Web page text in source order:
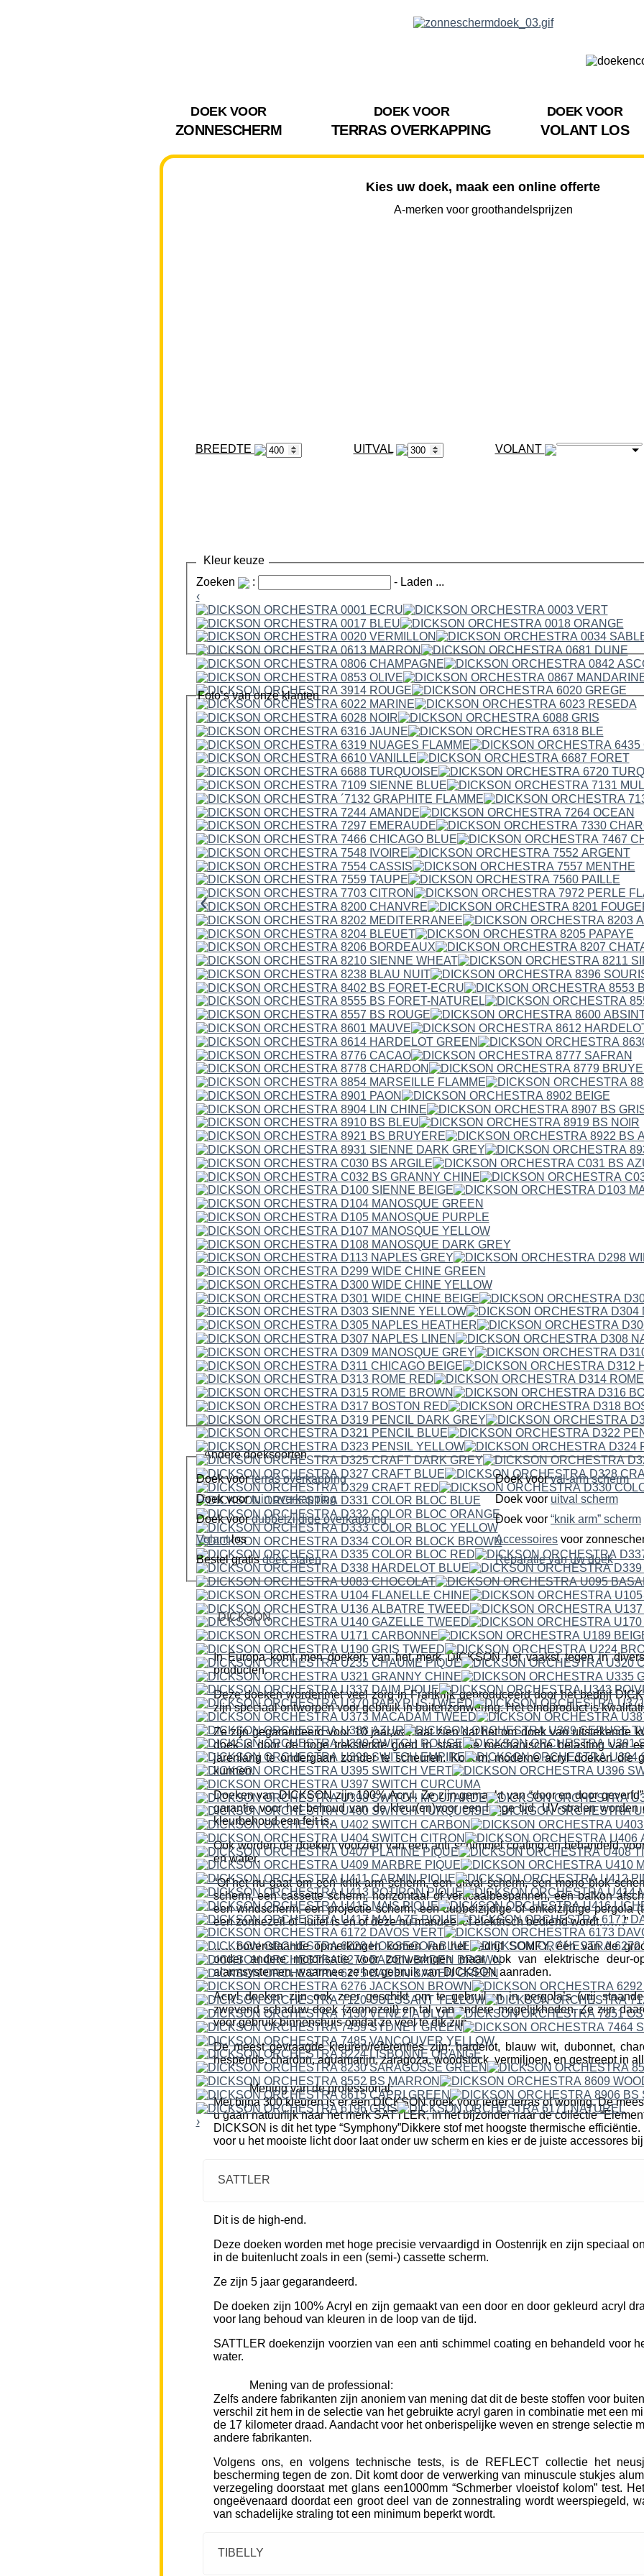
DOEK VOOR
ZONNESCHERM
DOEK VOOR
TERRAS OVERKAPPING
DOEK VOOR
VOLANT LOS
Kies uw doek, maak een online offerte
A-merken voor groothandelsprijzen
BREEDTE VOLANT
Kleur keuze
Zoeken
: - Laden ...
‹
›
Foto’s van onze klanten
‹
Andere doeksoorten
Doek voorterras overkapping Doek voor
val-arm scherm
Doek voor
tuin overkapping Doek voor
uitval scherm
Doek voor
dubbelzijdige overkapping Doek voor
“knik arm” scherm
Volantlos Accessoires voor
Bestel gratis doek stalen Reparatie van uw doek
DICKSON
In Europa komt men doeken van het merk DICKSON het vaakst tegen in
producten.
Deze doeken wordenmet veel zorg in Frankrijk geproduceerd door het bedrijf
zijn speciaal ontworpen voor gebruik in buitenzonwering. Het eindproduct is
Ze zijn gegarandeerd voor 10 jaar,wat laat zien dat het om doek van uitstekende
doek is door de hoge treksterkte goed in staat de mechanische belasting van
jarenlang te ondergaan zonder te scheuren. Kortom; moderne acryl doeken die
kunnen.
Doeken van DICKSON zijn 100% Acryl. Ze zijn gemaakt van “door en door
garantie voor het behoud van de kleur(en)voor een lange tijd. UV-stralen worden
kleurbehoud een feit is.
Ook worden de doeken voorzien van een anti schimmel coating en behandeld
en water.
“Of het nu gaat om een knik-arm scherm, een uitval scherm, een mono blok
scherm, een cassette scherm, horizontaal of verticaalbespannen, een balkon
een windscherm, een projectie scherm, een dubbelzijdige of enkelzijdige pergola
een zonnezeil of -luifel is en of deze nu manueel of elektrisch bediend wordt…….”
……bovenstaande opmerkingen komen van het bedrijf SOMFY, één van de
onder andere motorisatie voor zonweringen maar ook van elektrische deur-
alarmsystemen, waarmee ze het gebruik van DICKSON aanraden.
Acryl doeken zijn ook zeer geschikt om te gebruiken in pergola’s (vrij
zwevend schaduw doek (zonnezeil) en tal van andere mogelijkheden. Ze zijn
voor gebruik binnenshuis omdat ze veel te dik zijn.
De meest gevraagde kleuren/referenties zijn: hardelot, blauw wit, dubonnet,
hesperide, chardon, aquamarijn, zaragoza, woodstock, vermiljoen, en gestreept in
Mening van de professional:
Met bijna 300 kleuren is er een DICKSON doek voor ieder terras of woning. De
u gaan natuurlijk naar het merk SATTLER, in het bijzonder naar de collectie
DICKSON is dit het type “Symphony”Dikkere stof met hoogste thermische
voor u het mooiste licht door laat onder uw scherm en kies er de juiste accessores
SATTLER
Dit is de high-end.
Deze doeken worden met hoge precisie vervaardigd in Oostenrijk en zijn speciaal
in de buitenlucht zoals in een (semi-) cassette scherm.
Ze zijn 5 jaar gegarandeerd.
De doeken zijn 100% Acryl en zijn gemaakt van een door en door gekleurd acryl
voor lang behoud van kleuren in de loop van de tijd.
SATTLER doekenzijn voorzien van een anti schimmel coating en behandeld voor
water.
Mening van de professional:
Zelfs andere fabrikanten zijn anoniem van mening dat dit de beste stoffen voor
verschil zit hem in de selectie van het gebruikte acryl garen in combinatie met een
de 17 kilometer draad. Aandacht voor het onberispelijke weven en strenge selectie
andere fabrikanten.
Volgens ons, en volgens technische tests, is de REFLECT collectie het
bescherming tegen de zon. Dit komt door de verwerking van minuscule stukjes
verzegeling doorstaat met glans een1000mm “Schmerber vloeistof kolom” test.
ongeëvenaard doordat een groot deel van de zonnestraling wordt weerspiegeld,
van schadelijke straling tot een minimum beperkt wordt.
TIBELLY